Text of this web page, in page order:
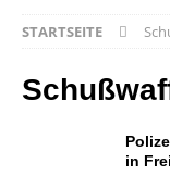
STARTSEITE
in